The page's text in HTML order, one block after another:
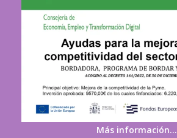
Más información…